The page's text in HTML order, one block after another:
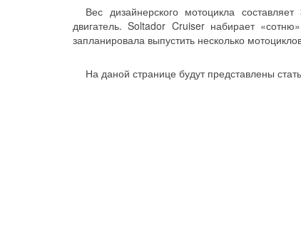
Вес дизайнерского мотоцикла
двигатель. Soltador Cruiser набирает
запланировала выпустить несколько
На даной странице будут представлены